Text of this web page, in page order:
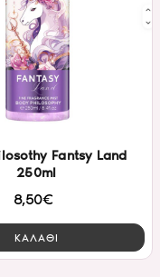
Fantsy Land
250ml
8,50€
ΚΑΛΑΘΙ